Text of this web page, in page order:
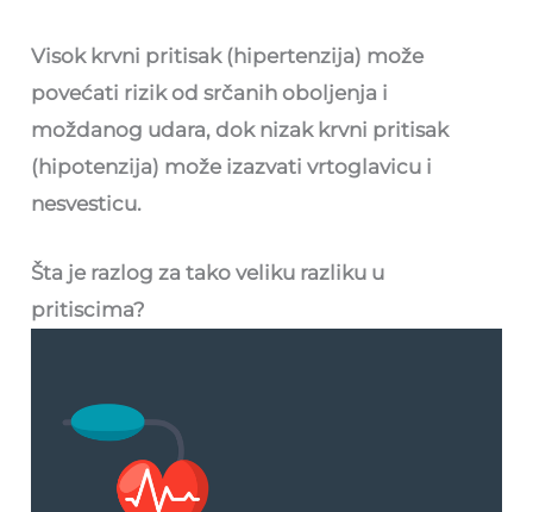
Visok krvni pritisak (hipertenzija) može
povećati rizik od srčanih oboljenja i
moždanog udara, dok nizak krvni pritisak
(hipotenzija) može izazvati vrtoglavicu i
nesvesticu.
Šta je razlog za tako veliku razliku u
pritiscima?